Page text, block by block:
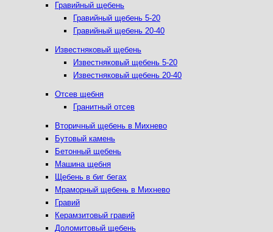
Гравийный щебень
Гравийный щебень 5-20
Гравийный щебень 20-40
Известняковый щебень
Известняковый щебень 5-20
Известняковый щебень 20-40
Отсев щебня
Гранитный отсев
Вторичный щебень в Михнево
Бутовый камень
Бетонный щебень
Машина щебня
Щебень в биг бегах
Мраморный щебень в Михнево
Гравий
Керамзитовый гравий
Доломитовый щебень